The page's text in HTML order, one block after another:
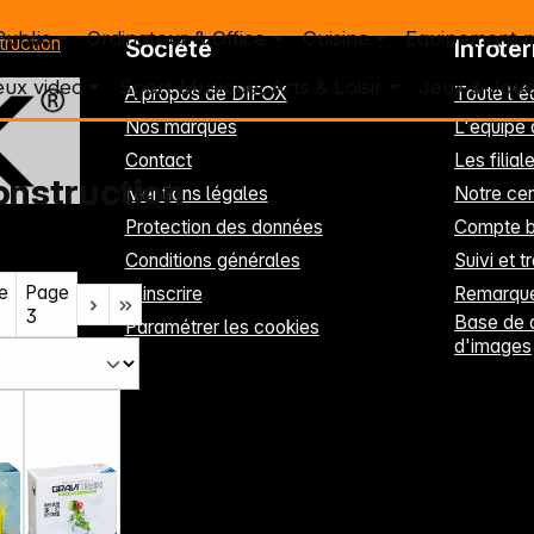
Ordinateur & Office Cuisine Equipement
video Sport Musique, Arts & Loisir Jeux &
Page
3
Société
A propos de DIFOX
Nos marques
Contact
Mentions légales
Protection des données
Conditions générales
S'inscrire
Paramétrer les cookies
Toute
L'équipe
Les
Notre
Compte
Suivi et
Base de
d'images